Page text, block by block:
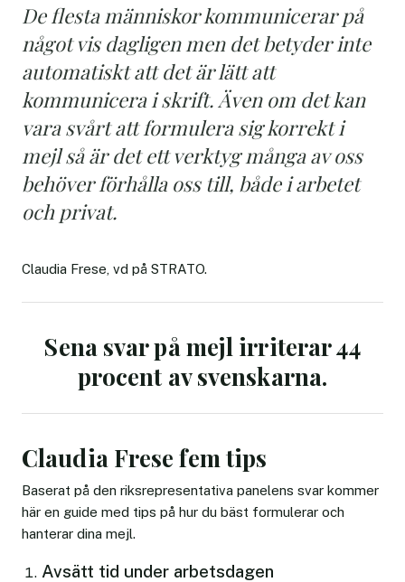
De flesta människor kommunicerar på
något vis dagligen men det betyder inte
automatiskt att det är lätt att
kommunicera i skrift. Även om det kan
vara svårt att formulera sig korrekt i
mejl så är det ett verktyg många av oss
behöver förhålla oss till, både i arbetet
och privat.
Claudia Frese, vd på STRATO.
Sena svar på mejl irriterar 44
procent av svenskarna.
Claudia Frese fem tips
Baserat på den riksrepresentativa panelens svar kommer
här en guide med tips på hur du bäst formulerar och
hanterar dina mejl.
Avsätt tid under arbetsdagen